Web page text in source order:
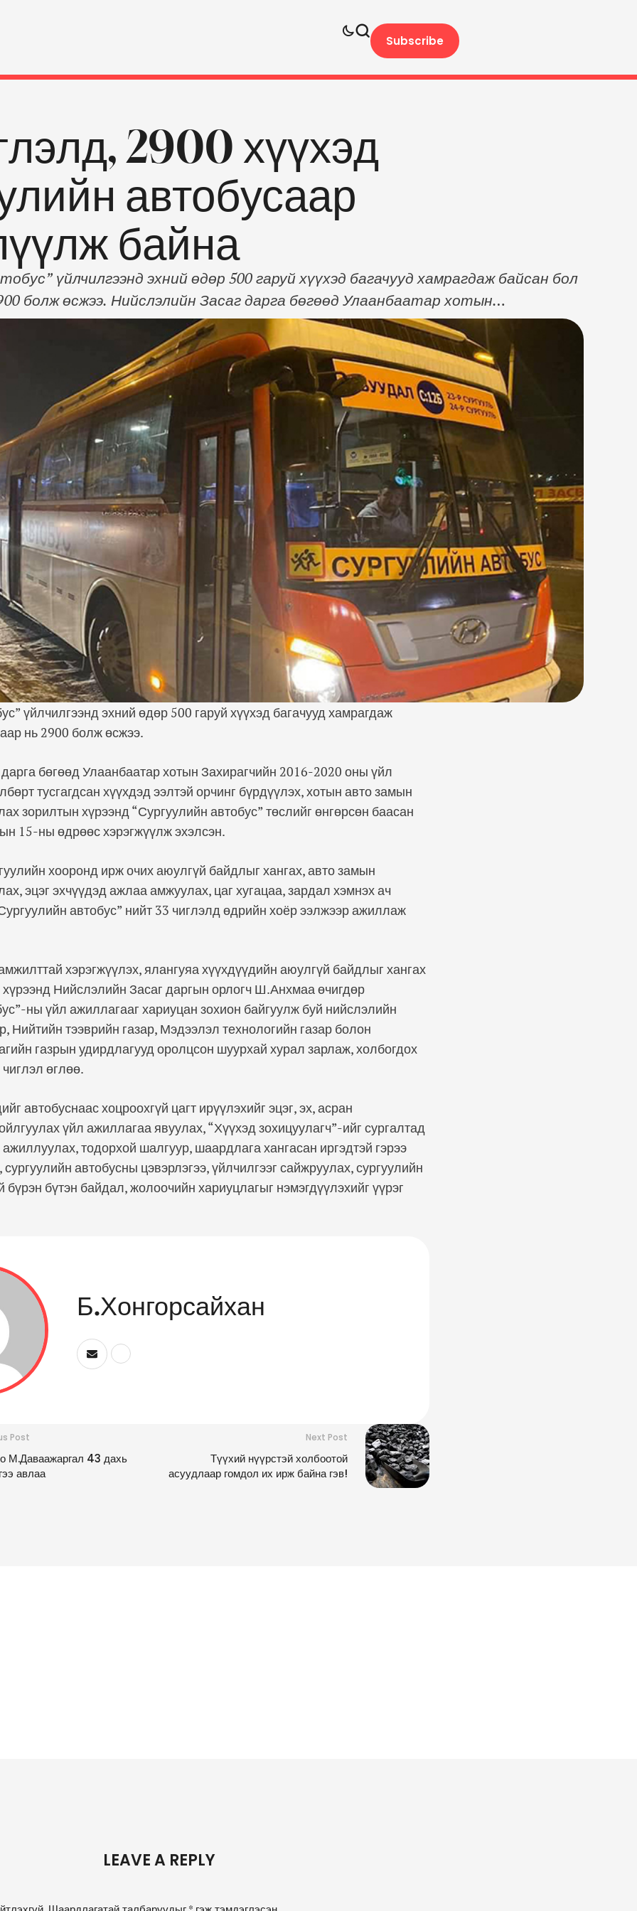
Subscribe
2900 хүүхэд
автобусаар
байна
үйлчилгээнд эхний өдөр 500 гаруй хүүхэд багачууд хамрагдаж байсан бол
болж өсжээ. Нийслэлийн Засаг дарга бөгөөд Улаанбаатар хотын
2020 оны үйл ажиллагааны хөтөлбөрт тусгагдсан хүүхдэд ээлтэй орчинг
авто замын түгжрэлийг бууруулах зорилтын хүрээнд “Сургуулийн автобус”
баасан гараг буюу энэ сарын 15-ны өдрөөс хэрэгжүүлж эхэлсэн. Сурагчдын …
үйлчилгээнд эхний өдөр 500 гаруй хүүхэд багачууд хамрагдаж
нь 2900 болж өсжээ.
бөгөөд Улаанбаатар хотын Захирагчийн 2016-2020 оны үйл
тусгагдсан хүүхдэд ээлтэй орчинг бүрдүүлэх, хотын авто замын
зорилтын хүрээнд “Сургуулийн автобус” төслийг өнгөрсөн баасан
15-ны өдрөөс хэрэгжүүлж эхэлсэн.
хооронд ирж очих аюулгүй байдлыг хангах, авто замын
эцэг эхчүүдэд ажлаа амжуулах, цаг хугацаа, зардал хэмнэх ач
автобус” нийт 33 чиглэлд өдрийн хоёр ээлжээр ажиллаж
хэрэгжүүлэх, ялангуяа хүүхдүүдийн аюулгүй байдлыг хангах
Нийслэлийн Засаг даргын орлогч Ш.Анхмаа өчигдөр
ны үйл ажиллагааг хариуцан зохион байгуулж буй нийслэлийн
Нийтийн тээврийн газар, Мэдээлэл технологийн газар болон
газрын удирдлагууд оролцсон шуурхай хурал зарлаж, холбогдох
өглөө.
автобуснаас хоцроохгүй цагт ирүүлэхийг эцэг, эх, асран
үйл ажиллагаа явуулах, “Хүүхэд зохицуулагч”-ийг сургалтад
тодорхой шалгуур, шаардлага хангасан иргэдтэй гэрээ
автобусны цэвэрлэгээ, үйлчилгээг сайжруулах, сургуулийн
бүтэн байдал, жолоочийн хариуцлагыг нэмэгдүүлэхийг үүрэг
Б.Хонгорсайхан
Post
М.Даваажаргал 43 дахь
авлаа
Next Post
Түүхий нүүрстэй холбоотой
асуудлаар гомдол их ирж байна гэв!
LEAVE A REPLY